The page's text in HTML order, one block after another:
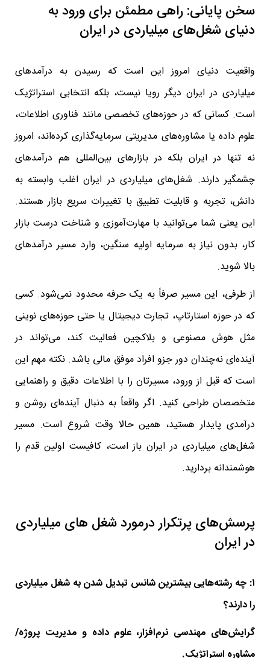
سخن پایانی: راهی مطمئن برای ورود به
دنیای شغل‌های میلیاردی در ایران
واقعیت دنیای امروز این است که رسیدن به درآمدهای
میلیاردی در ایران دیگر رویا نیست، بلکه انتخابی استراتژیک
است. کسانی که در حوزه‌های تخصصی مانند فناوری اطلاعات،
علوم داده یا مشاوره‌های مدیریتی سرمایه‌گذاری کرده‌اند، امروز
نه تنها در ایران بلکه در بازارهای بین‌المللی هم درآمدهای
چشمگیر دارند. شغل‌های میلیاردی در ایران اغلب وابسته به
دانش، تجربه و قابلیت تطبیق با تغییرات سریع بازار هستند.
این یعنی شما می‌توانید با مهارت‌آموزی و شناخت درست بازار
کار، بدون نیاز به سرمایه اولیه سنگین، وارد مسیر درآمدهای
بالا شوید.
از طرفی، این مسیر صرفاً به یک حرفه محدود نمی‌شود. کسی
که در حوزه استارتاپ، تجارت دیجیتال یا حتی حوزه‌های نوینی
مثل هوش مصنوعی و بلاکچین فعالیت کند، می‌تواند در
آینده‌ای نه‌چندان دور جزو افراد موفق مالی باشد. نکته مهم این
است که قبل از ورود، مسیرتان را با اطلاعات دقیق و راهنمایی
متخصصان طراحی کنید. اگر واقعاً به دنبال آینده‌ای روشن و
درآمدی پایدار هستید، همین حالا وقت شروع است. مسیر
شغل‌های میلیاردی در ایران باز است، کافیست اولین قدم را
هوشمندانه بردارید.
پرسش‌های پرتکرار درمورد شغل های میلیاردی
در ایران
۱: چه رشته‌هایی بیشترین شانس تبدیل شدن به شغل میلیاردی
را دارند؟
گرایش‌های مهندسی نرم‌افزار، علوم داده و مدیریت پروژه/
مشاوره استراتژیک.